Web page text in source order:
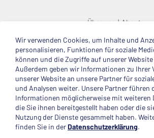
Über uns About
© 2025 Deutsche Stiftung
Impressum Datenschutzerklärung
Mitglied im
Wir verwenden Cookies, um Inhalte und
personalisieren, Funktionen für soziale
können und die Zugriffe auf unserer Website
Außerdem geben wir Informationen zu Ihrer
unserer Website an unsere Partner für
und Analysen weiter. Unsere Partner führen
Informationen möglicherweise mit weiteren
die Sie ihnen bereitgestellt haben oder die
Nutzung der Dienste gesammelt haben.
finden Sie in derDatenschutzerklärung.